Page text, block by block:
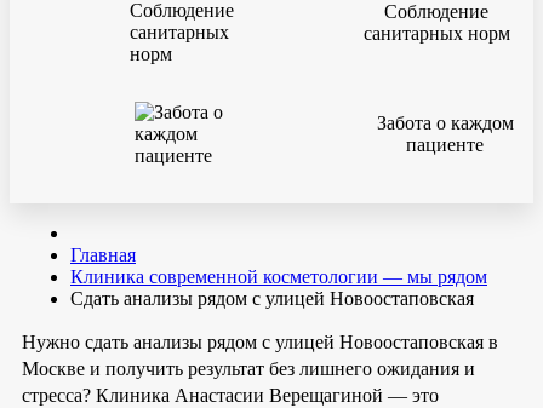
Соблюдение
санитарных норм
Забота о каждом
пациенте
Главная
Клиника современной косметологии — мы рядом
Сдать анализы рядом с улицей Новоостаповская
Нужно сдать анализы рядом с улицей Новоостаповская в
Москве и получить результат без лишнего ожидания и
стресса? Клиника Анастасии Верещагиной — это